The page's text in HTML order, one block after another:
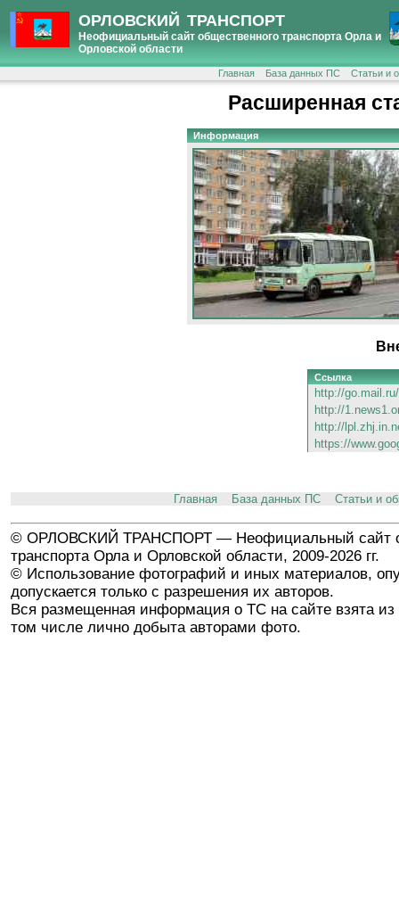
ОРЛОВСКИЙ ТРАНСПОРТ
Неофициальный сайт общественного транспорта Орла и
Орловской области
Главная База данных ПС Статьи и
Расширенная
Информация
Ссылка
http://
http://
http://
https://
Главная База данных ПС Статьи и
© ОРЛОВСКИЙ ТРАНСПОРТ — Неофициальный сайт
транспорта Орла и Орловской области, 2009-2026 гг.
© Использование фотографий и иных материалов,
допускается только с разрешения их авторов.
Вся размещенная информация о ТС на сайте взята из
том числе лично добыта авторами фото.